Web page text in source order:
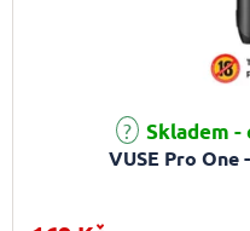
VUSE Pro One
Skladem -